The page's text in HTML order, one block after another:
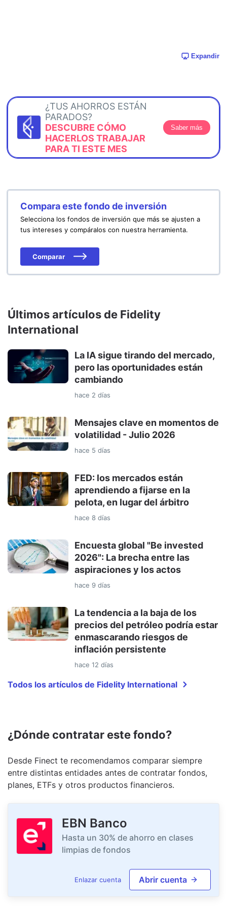
Expandir
¿TUS AHORROS ESTÁN
PARADOS?
DESCUBRE CÓMO
HACERLOS TRABAJAR
PARA TI ESTE MES
Saber más
Compara este fondo de inversión
Selecciona los fondos de inversión que más se ajusten a
tus intereses y compáralos con nuestra herramienta.
Comparar
Últimos artículos de Fidelity
International
La IA sigue tirando del mercado,
pero las oportunidades están
cambiando
hace 2 días
Mensajes clave en momentos de
volatilidad - Julio 2026
hace 5 días
FED: los mercados están
aprendiendo a fijarse en la
pelota, en lugar del árbitro
hace 8 días
Encuesta global "Be invested
2026": La brecha entre las
aspiraciones y los actos
hace 9 días
La tendencia a la baja de los
precios del petróleo podría estar
enmascarando riesgos de
inflación persistente
hace 12 días
Todos los artículos de Fidelity International
¿Dónde contratar este fondo?
Desde Finect te recomendamos comparar siempre
entre distintas entidades antes de contratar fondos,
planes, ETFs y otros productos financieros.
EBN Banco
Hasta un 30% de ahorro en clases
limpias de fondos
Enlazar cuenta Abrir cuenta